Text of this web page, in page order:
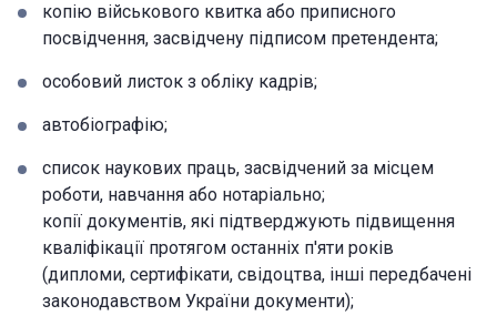
копію військового квитка або приписного
посвідчення, засвідчену підписом претендента;
особовий листок з обліку кадрів;
автобіографію;
список наукових праць, засвідчений за місцем
роботи, навчання або нотаріально;
копії документів, які підтверджують підвищення
кваліфікації протягом останніх п'яти років
(дипломи, сертифікати, свідоцтва, інші передбачені
законодавством України документи);